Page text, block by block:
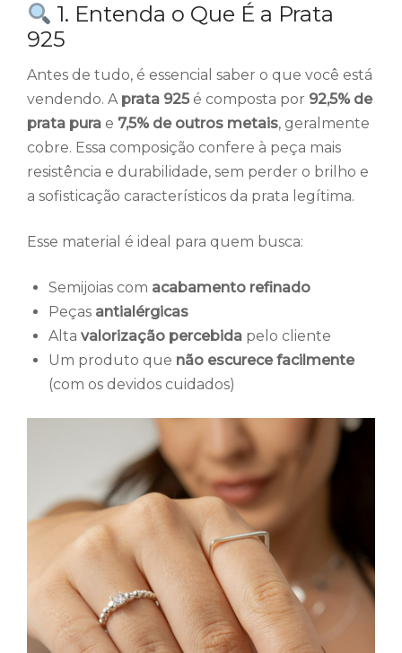
1. Entenda o Que É a Prata
925
Antes de tudo, é essencial saber o que você está
vendendo. A prata 925 é composta por 92,5% de
prata pura e 7,5% de outros metais, geralmente
cobre. Essa composição confere à peça mais
resistência e durabilidade, sem perder o brilho e
a sofisticação característicos da prata legítima.
Esse material é ideal para quem busca:
Semijoias com acabamento refinado
Peças antialérgicas
Alta valorização percebida pelo cliente
Um produto que não escurece facilmente
(com os devidos cuidados)